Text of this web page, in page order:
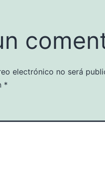
electrónico no será
*